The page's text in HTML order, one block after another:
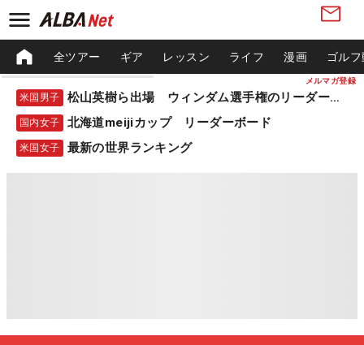
メルマガ登録
全ツアー ギア レッスン ライフ 漫画 ゴル
米国男子 松山英樹ら出場 ウィンダム選手権のリーダーボード
国内女子 北海道meijiカップ リーダーボード
米国女子 最新の世界ランキング